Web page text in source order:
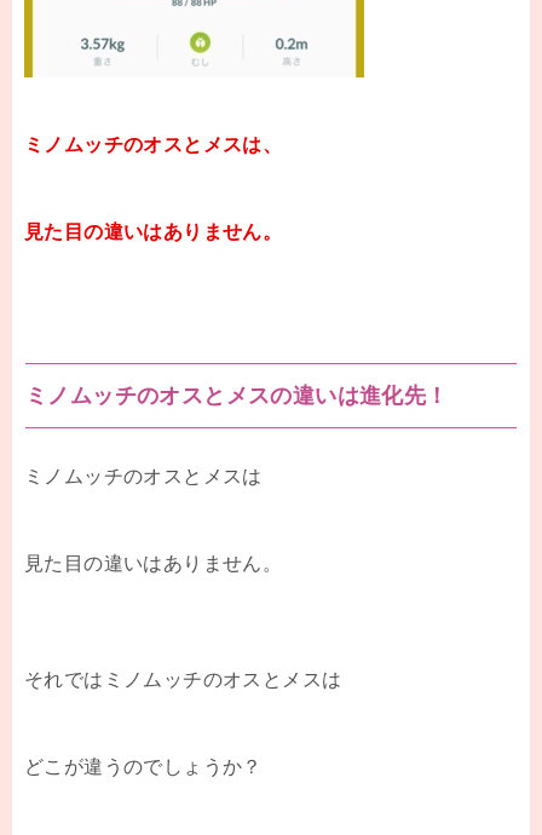
ミノムッチのオスとメスは、
見た目の違いはありません。
ミノムッチのオスとメスの違いは進化先！
ミノムッチのオスとメスは
見た目の違いはありません。
それではミノムッチのオスとメスは
どこが違うのでしょうか？